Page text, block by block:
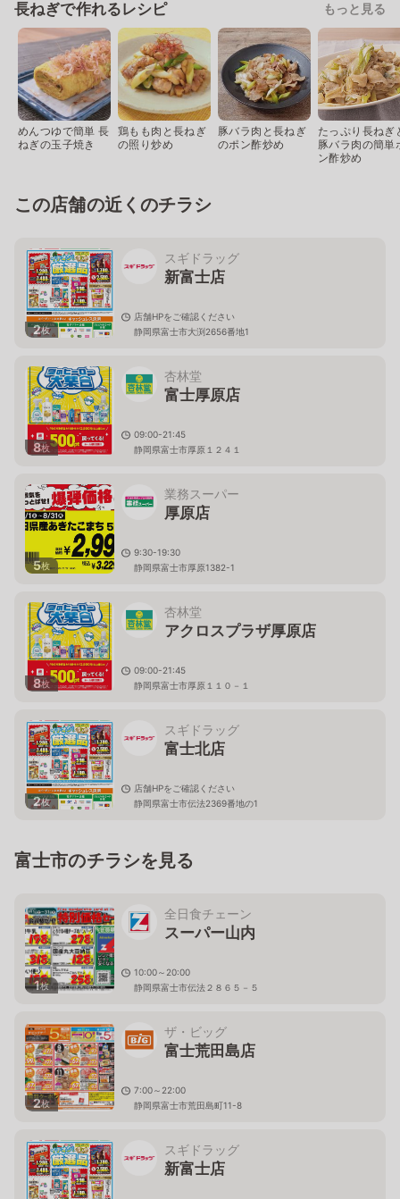
長ねぎで作れるレシピ もっと見る
めんつゆで簡単 長
ねぎの玉子焼き
鶏もも肉と長ねぎ
の照り炒め
豚バラ肉と長ねぎ
のポン酢炒め
たっぷり長ねぎ
豚バラ肉の簡単
ン酢炒め
この店舗の近くのチラシ
2枚
スギドラッグ
新富士店
店舗HPをご確認ください
静岡県富士市大渕2656番地1
8枚
杏林堂
富士厚原店
09:00-21:45
静岡県富士市厚原１２４１
5枚
業務スーパー
厚原店
9:30-19:30
静岡県富士市厚原1382-1
8枚
杏林堂
アクロスプラザ厚原店
09:00-21:45
静岡県富士市厚原１１０－１
2枚
スギドラッグ
富士北店
店舗HPをご確認ください
静岡県富士市伝法2369番地の1
富士市のチラシを見る
1枚
全日食チェーン
スーパー山内
10:00～20:00
静岡県富士市伝法２８６５－５
2枚
ザ・ビッグ
富士荒田島店
7:00～22:00
静岡県富士市荒田島町11-8
スギドラッグ
新富士店